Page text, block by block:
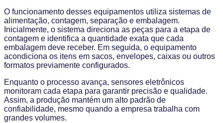
O funcionamento desses equipamentos utiliza sistemas de
alimentação, contagem, separação e embalagem.
Inicialmente, o sistema direciona as peças para a etapa de
contagem e identifica a quantidade exata que cada
embalagem deve receber. Em seguida, o equipamento
acondiciona os itens em sacos, envelopes, caixas ou outros
formatos previamente configurados.
Enquanto o processo avança, sensores eletrônicos
monitoram cada etapa para garantir precisão e qualidade.
Assim, a produção mantém um alto padrão de
confiabilidade, mesmo quando a empresa trabalha com
grandes volumes.